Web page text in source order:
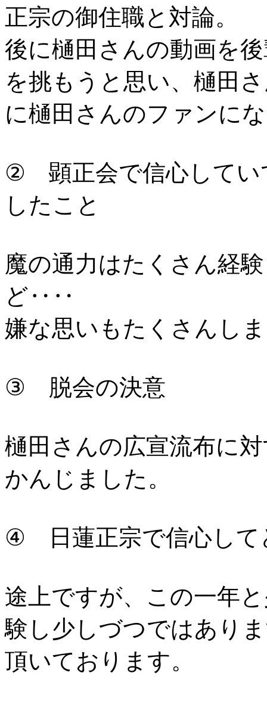
正宗の御住職と対論。
後に樋田さんの動画を
を挑もうと思い、樋田
に樋田さんのファンに
② 顕正会で信心してい
したこと
魔の通力はたくさん経
ど‥‥
嫌な思いもたくさんし
③ 脱会の決意
樋田さんの広宣流布に
かんじました。
④ 日蓮正宗で信心して
途上ですが、この一年
験し少しづつではあり
頂いております。